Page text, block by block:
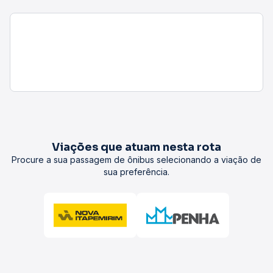
Viações que atuam nesta rota
Procure a sua passagem de ônibus selecionando a viação de
sua preferência.